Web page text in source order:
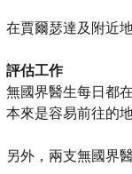
在賈爾瑟達及附近
評估工作
無國界醫生每日都
本來是容易前往的
另外，兩支無國界